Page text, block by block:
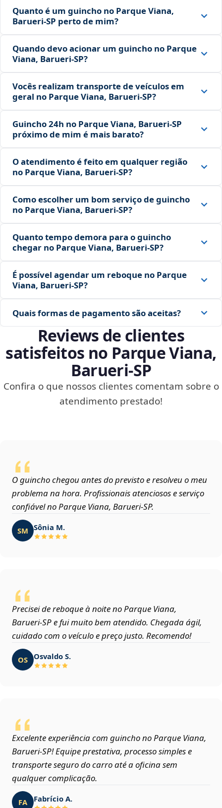
Quanto é um guincho no Parque Viana,
Barueri‑SP perto de mim?
Quando devo acionar um guincho no Parque
Viana, Barueri‑SP?
Vocês realizam transporte de veículos em
geral no Parque Viana, Barueri‑SP?
Guincho 24h no Parque Viana, Barueri‑SP
próximo de mim é mais barato?
O atendimento é feito em qualquer região
no Parque Viana, Barueri‑SP?
Como escolher um bom serviço de guincho
no Parque Viana, Barueri‑SP?
Quanto tempo demora para o guincho
chegar no Parque Viana, Barueri‑SP?
É possível agendar um reboque no Parque
Viana, Barueri‑SP?
Quais formas de pagamento são aceitas?
Reviews de clientes
satisfeitos no Parque Viana,
Barueri‑SP
Confira o que nossos clientes comentam sobre o
atendimento prestado!
O guincho chegou antes do previsto e resolveu o meu
problema na hora. Profissionais atenciosos e serviço
confiável no Parque Viana, Barueri‑SP.
SM Sônia M.
Precisei de reboque à noite no Parque Viana,
Barueri‑SP e fui muito bem atendido. Chegada ágil,
cuidado com o veículo e preço justo. Recomendo!
OS Osvaldo S.
Excelente experiência com guincho no Parque Viana,
Barueri‑SP! Equipe prestativa, processo simples e
transporte seguro do carro até a oficina sem
qualquer complicação.
FA Fabrício A.